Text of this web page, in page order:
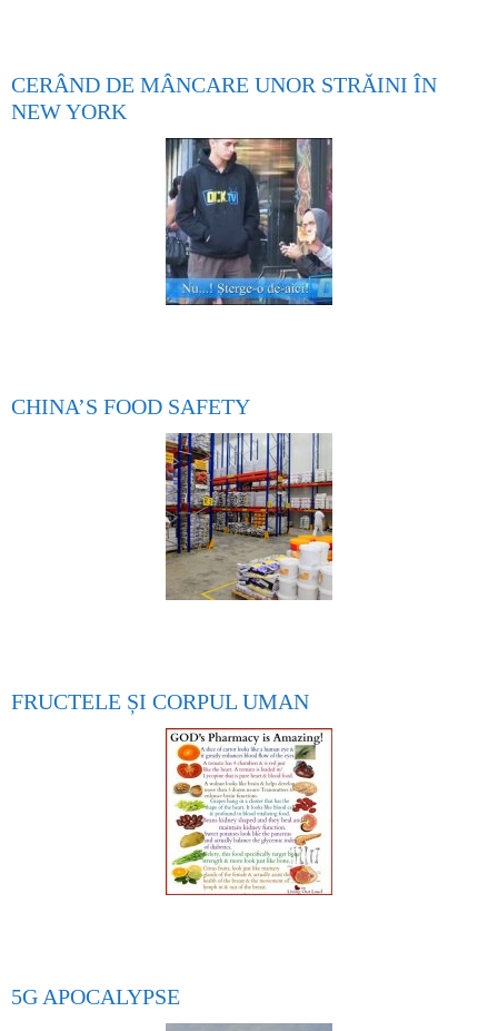
CERÂND DE MÂNCARE UNOR STRĂINI ÎN
NEW YORK
CHINA’S FOOD SAFETY
FRUCTELE ȘI CORPUL UMAN
5G APOCALYPSE